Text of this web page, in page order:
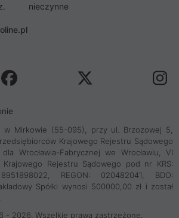
nieczynne
w Mirkowie (55-095), przy ul. Brzozowej 5,
Krajowego Rejestru Sądowego
Wrocławia-Fabrycznej we Wrocławiu, VI
Krajowego Rejestru Sądowego pod nr KRS:
REGON: 020482041, BDO:
Spółki wynosi 500000,00 zł i został
- 2026. Wszelkie prawa zastrzeżone.